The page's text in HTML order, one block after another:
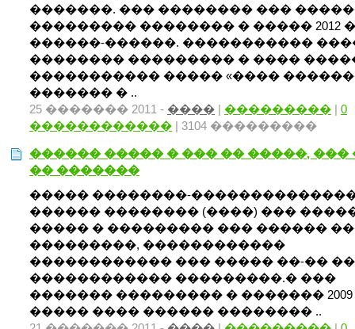
�������. ��� �������� ���
��������� �������� � ����� 2012
������-������. �����������
�������� ��������� � ����
����������� ����� «����
������� � ..
25 ������� 2011 - ���� | ��������� | 0
������������ | 3104 ���������
������ ����� � ��� �� �����, ���
�� �������
����� ��������-
������ �������� (����) ���
����� � ��������� ��� ������
���������, ������������
������������ ��� ����� ��-��
������������ ���������.� ���
������� ��������� � �������
����� ���� ������ �������� ..